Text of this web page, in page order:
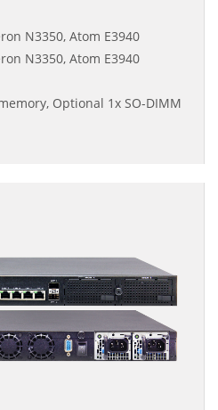
N3350, Atom E3940
N3350, Atom E3940
Optional 1x SO-DIMM